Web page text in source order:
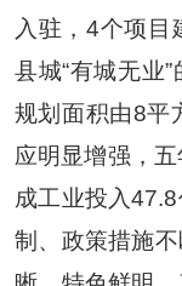
入驻， 4个项目
县城“有城无业”
规划面积由8平
应明显增强，
成工业投入47.8
制、政策措施